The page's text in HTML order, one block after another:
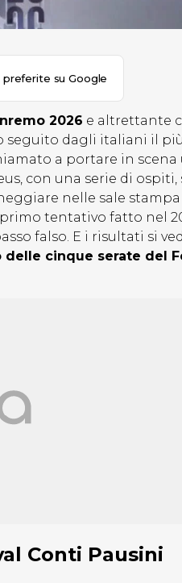
su Google
2026 e altrettante
seguito dagli italiani il
a portare in scena
con una serie di ospiti,
nelle sale
tentativo fatto nel
falso. E i risultati si
cinque serate del
Conti Pausini